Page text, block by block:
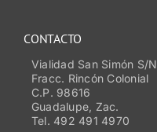
CONTACTO
Vialidad San Simón S/N
Fracc. Rincón Colonial
C.P. 98616
Guadalupe, Zac.
Tel. 492 491 4970